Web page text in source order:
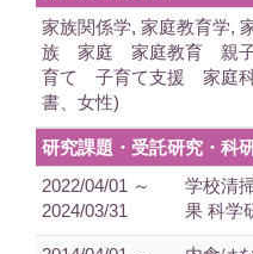
家族関係学, 家庭教育学,
族 家庭 家庭教育 親
育て 子育て支援 家庭
書、女性)
研究課題・受託研究・科
2022/04/01 ～
2024/03/31
学校清
果 科学